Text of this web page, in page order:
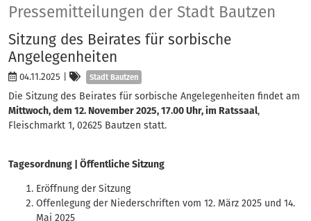
Pressemitteilungen der Stadt Bautzen
Sitzung des Beirates für sorbische
Angelegenheiten
04.11.2025 Kategorien
Stadt Bautzen
Die Sitzung des Beirates für sorbische Angelegenheiten findet am
Mittwoch, dem 12. November 2025, 17.00 Uhr, im Ratssaal,
Fleischmarkt 1, 02625 Bautzen statt.
Tagesordnung | Öffentliche Sitzung
Eröffnung der Sitzung
Offenlegung der Niederschriften vom 12. März 2025 und 14.
Mai 2025